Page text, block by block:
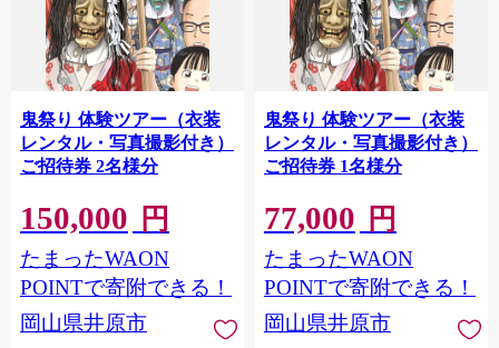
鬼祭り 体験ツアー（衣装
レンタル・写真撮影付き）
ご招待券 2名様分
150,000 円
たまったWAON
POINTで寄附できる！
岡山県井原市
鬼祭り 体験ツアー（衣装
レンタル・写真撮影付き）
ご招待券 1名様分
77,000 円
たまったWAON
POINTで寄附できる！
岡山県井原市